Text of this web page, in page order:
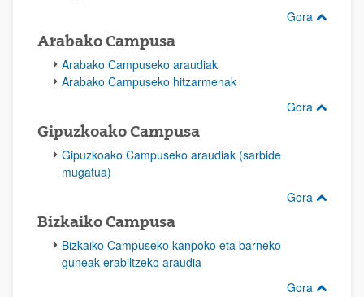
Gora
Arabako Campusa
Arabako Campuseko araudiak
Arabako Campuseko hitzarmenak
Gora
Gipuzkoako Campusa
Gipuzkoako Campuseko araudiak (sarbide
mugatua)
Gora
Bizkaiko Campusa
Bizkaiko Campuseko kanpoko eta barneko
guneak erabiltzeko araudia
Gora